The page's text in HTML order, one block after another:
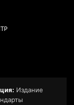
Издание